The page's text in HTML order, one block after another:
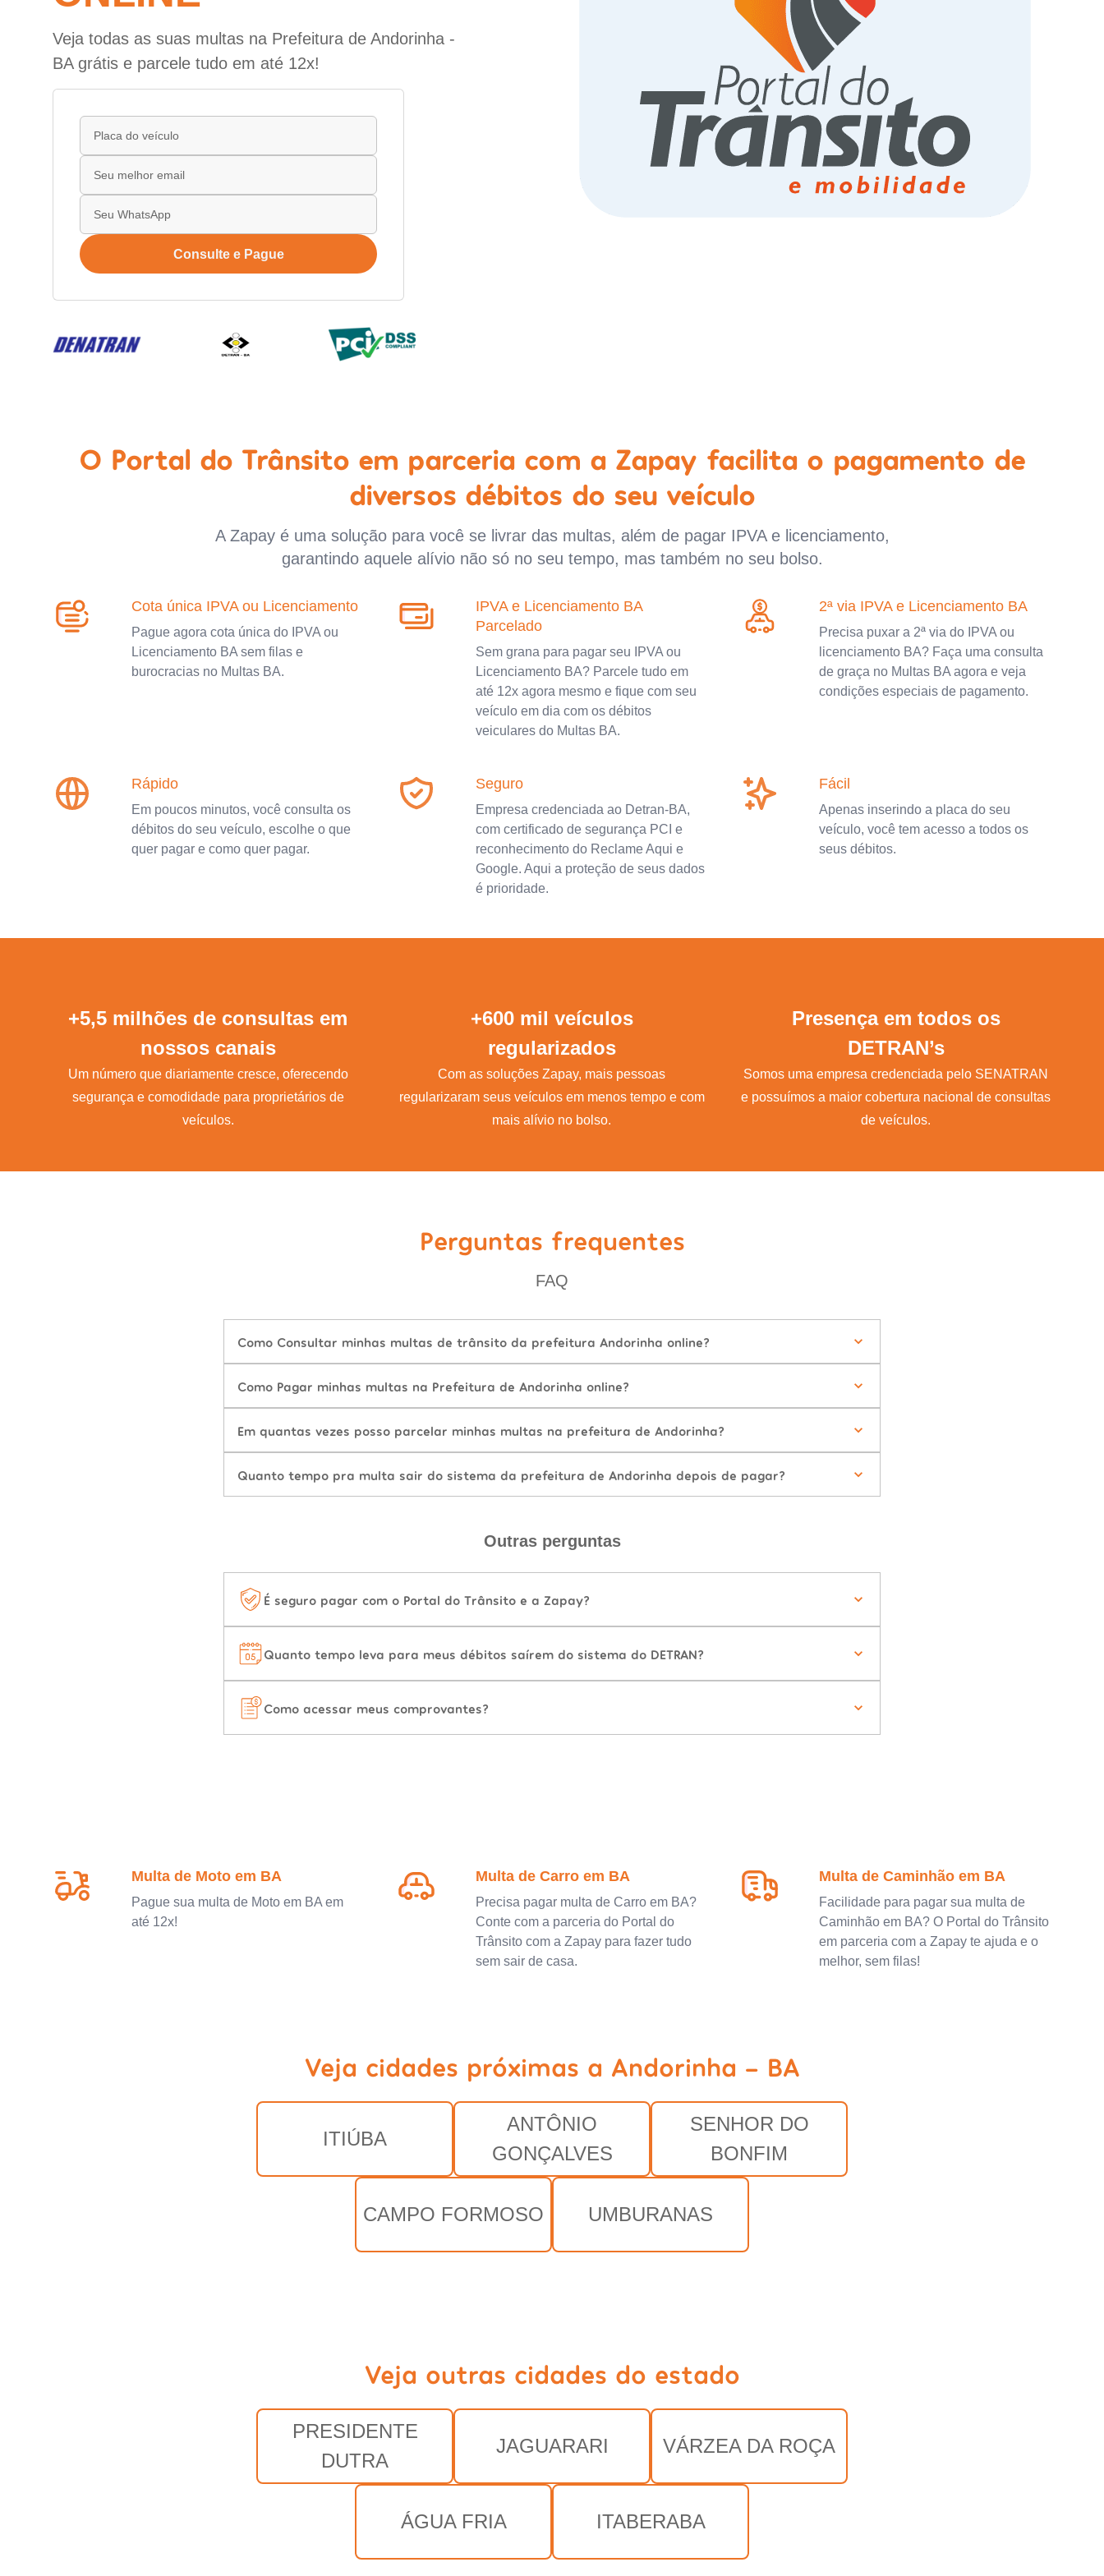
Veja todas as suas multas na Prefeitura de Andorinha -
BA grátis e parcele tudo em até 12x!
Consulte e Pague
O Portal do Trânsito em parceria com a Zapay facilita o pagamento de
diversos débitos do seu veículo
A Zapay é uma solução para você se livrar das multas, além de pagar IPVA e licenciamento,
garantindo aquele alívio não só no seu tempo, mas também no seu bolso.
Cota única IPVA ou Licenciamento
Pague agora cota única do IPVA ou
Licenciamento BA sem filas e
burocracias no Multas BA.
IPVA e Licenciamento BA
Parcelado
Sem grana para pagar seu IPVA ou
Licenciamento BA? Parcele tudo em
até 12x agora mesmo e fique com seu
veículo em dia com os débitos
veiculares do Multas BA.
2ª via IPVA e Licenciamento BA
Precisa puxar a 2ª via do IPVA ou
licenciamento BA? Faça uma consulta
de graça no Multas BA agora e veja
condições especiais de pagamento.
Rápido
Em poucos minutos, você consulta os
débitos do seu veículo, escolhe o que
quer pagar e como quer pagar.
Seguro
Empresa credenciada ao Detran-BA,
com certificado de segurança PCI e
reconhecimento do Reclame Aqui e
Google. Aqui a proteção de seus dados
é prioridade.
Fácil
Apenas inserindo a placa do seu
veículo, você tem acesso a todos os
seus débitos.
+5,5 milhões de consultas em
nossos canais
Um número que diariamente cresce, oferecendo
segurança e comodidade para proprietários de
veículos.
+600 mil veículos
regularizados
Com as soluções Zapay, mais pessoas
regularizaram seus veículos em menos tempo e com
mais alívio no bolso.
Presença em todos os
DETRAN’s
Somos uma empresa credenciada pelo SENATRAN
e possuímos a maior cobertura nacional de consultas
de veículos.
Perguntas frequentes
FAQ
Como Consultar minhas multas de trânsito da prefeitura Andorinha online?
Como Pagar minhas multas na Prefeitura de Andorinha online?
Em quantas vezes posso parcelar minhas multas na prefeitura de Andorinha?
Quanto tempo pra multa sair do sistema da prefeitura de Andorinha depois de pagar?
Outras perguntas
É seguro pagar com o Portal do Trânsito e a Zapay?
Quanto tempo leva para meus débitos saírem do sistema do DETRAN?
Como acessar meus comprovantes?
Multa de Moto em BA
Pague sua multa de Moto em BA em
até 12x!
Multa de Carro em BA
Precisa pagar multa de Carro em BA?
Conte com a parceria do Portal do
Trânsito com a Zapay para fazer tudo
sem sair de casa.
Multa de Caminhão em BA
Facilidade para pagar sua multa de
Caminhão em BA? O Portal do Trânsito
em parceria com a Zapay te ajuda e o
melhor, sem filas!
Veja cidades próximas a Andorinha - BA
ITIÚBA
ANTÔNIO
GONÇALVES
SENHOR DO
BONFIM
CAMPO FORMOSO UMBURANAS
Veja outras cidades do estado
PRESIDENTE
DUTRA
JAGUARARI VÁRZEA DA ROÇA
ÁGUA FRIA ITABERABA